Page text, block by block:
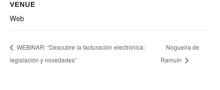
VENUE
Web
WEBINAR: “Descubre la facturación electrónica:
legislación y novedades”
Nogueira de
Ramuín